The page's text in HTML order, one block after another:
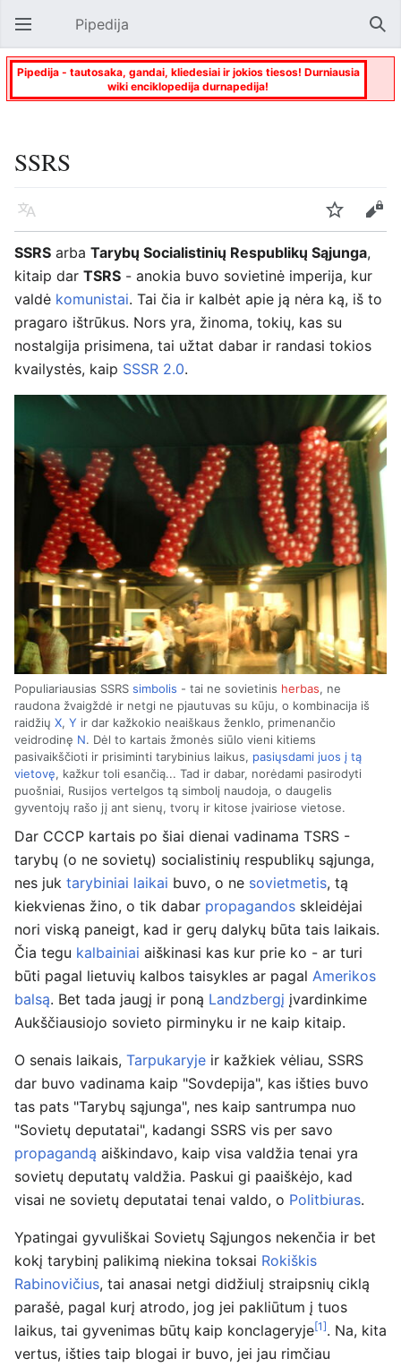
Atverti pagrindinį meniu Pipedija
Pipedija - tautosaka, gandai, kliedesiai ir jokios tiesos! Durniausia
wiki enciklopedija durnapedija!
SSRS
Kalba Stebėti
Keisti
SSRS arba Tarybų Socialistinių Respublikų Sąjunga,
kitaip dar TSRS - anokia buvo sovietinė imperija, kur
valdė komunistai. Tai čia ir kalbėt apie ją nėra ką, iš to
pragaro ištrūkus. Nors yra, žinoma, tokių, kas su
nostalgija prisimena, tai užtat dabar ir randasi tokios
kvailystės, kaip SSSR 2.0.
Populiariausias SSRS simbolis - tai ne sovietinis herbas, ne
raudona žvaigždė ir netgi ne pjautuvas su kūju, o kombinacija iš
raidžių X, Y ir dar kažkokio neaiškaus ženklo, primenančio
veidrodinę N. Dėl to kartais žmonės siūlo vieni kitiems
pasivaikščioti ir prisiminti tarybinius laikus, pasiųsdami juos į tą
vietovę, kažkur toli esančią... Tad ir dabar, norėdami pasirodyti
puošniai, Rusijos vertelgos tą simbolį naudoja, o daugelis
gyventojų rašo jį ant sienų, tvorų ir kitose įvairiose vietose.
Dar CCCP kartais po šiai dienai vadinama TSRS -
tarybų (o ne sovietų) socialistinių respublikų sąjunga,
nes juk tarybiniai laikai buvo, o ne sovietmetis, tą
kiekvienas žino, o tik dabar propagandos skleidėjai
nori viską paneigt, kad ir gerų dalykų būta tais laikais.
Čia tegu kalbainiai aiškinasi kas kur prie ko - ar turi
būti pagal lietuvių kalbos taisykles ar pagal Amerikos
balsą. Bet tada jaugį ir poną Landzbergį įvardinkime
Aukščiausiojo sovieto pirminyku ir ne kaip kitaip.
O senais laikais, Tarpukaryje ir kažkiek vėliau, SSRS
dar buvo vadinama kaip "Sovdepija", kas išties buvo
tas pats "Tarybų sąjunga", nes kaip santrumpa nuo
"Sovietų deputatai", kadangi SSRS vis per savo
propagandą aiškindavo, kaip visa valdžia tenai yra
sovietų deputatų valdžia. Paskui gi paaiškėjo, kad
visai ne sovietų deputatai tenai valdo, o Politbiuras.
Ypatingai gyvuliškai Sovietų Sąjungos nekenčia ir bet
kokį tarybinį palikimą niekina toksai Rokiškis
Rabinovičius, tai anasai netgi didžiulį straipsnių ciklą
parašė, pagal kurį atrodo, jog jei pakliūtum į tuos
laikus, tai gyvenimas būtų kaip konclageryje[1]. Na, kita
vertus, išties taip blogai ir buvo, jei jau rimčiau